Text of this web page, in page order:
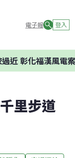
電子報 登入
彰化福漢風電案環
里步道